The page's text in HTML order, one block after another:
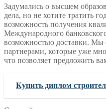
Задумались о высшем
дела, но не хотите тратить
возможность получения
Международного
возможностью доставки. Мы
партнерами, которые уже
что позволяет предложить
Купить диплом